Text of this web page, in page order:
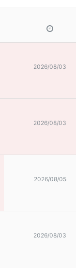
2026/08/03
2026/08/03
2026/08/05
2026/08/03